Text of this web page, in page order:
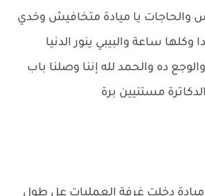
والحاجات يا ميادة متخافيش وخدي
ساعة والبيبي ينور الدنيا
ده والحمد لله إننا وصلنا باب
مستنيين برة
دخلت غرفة العمليات عل طول